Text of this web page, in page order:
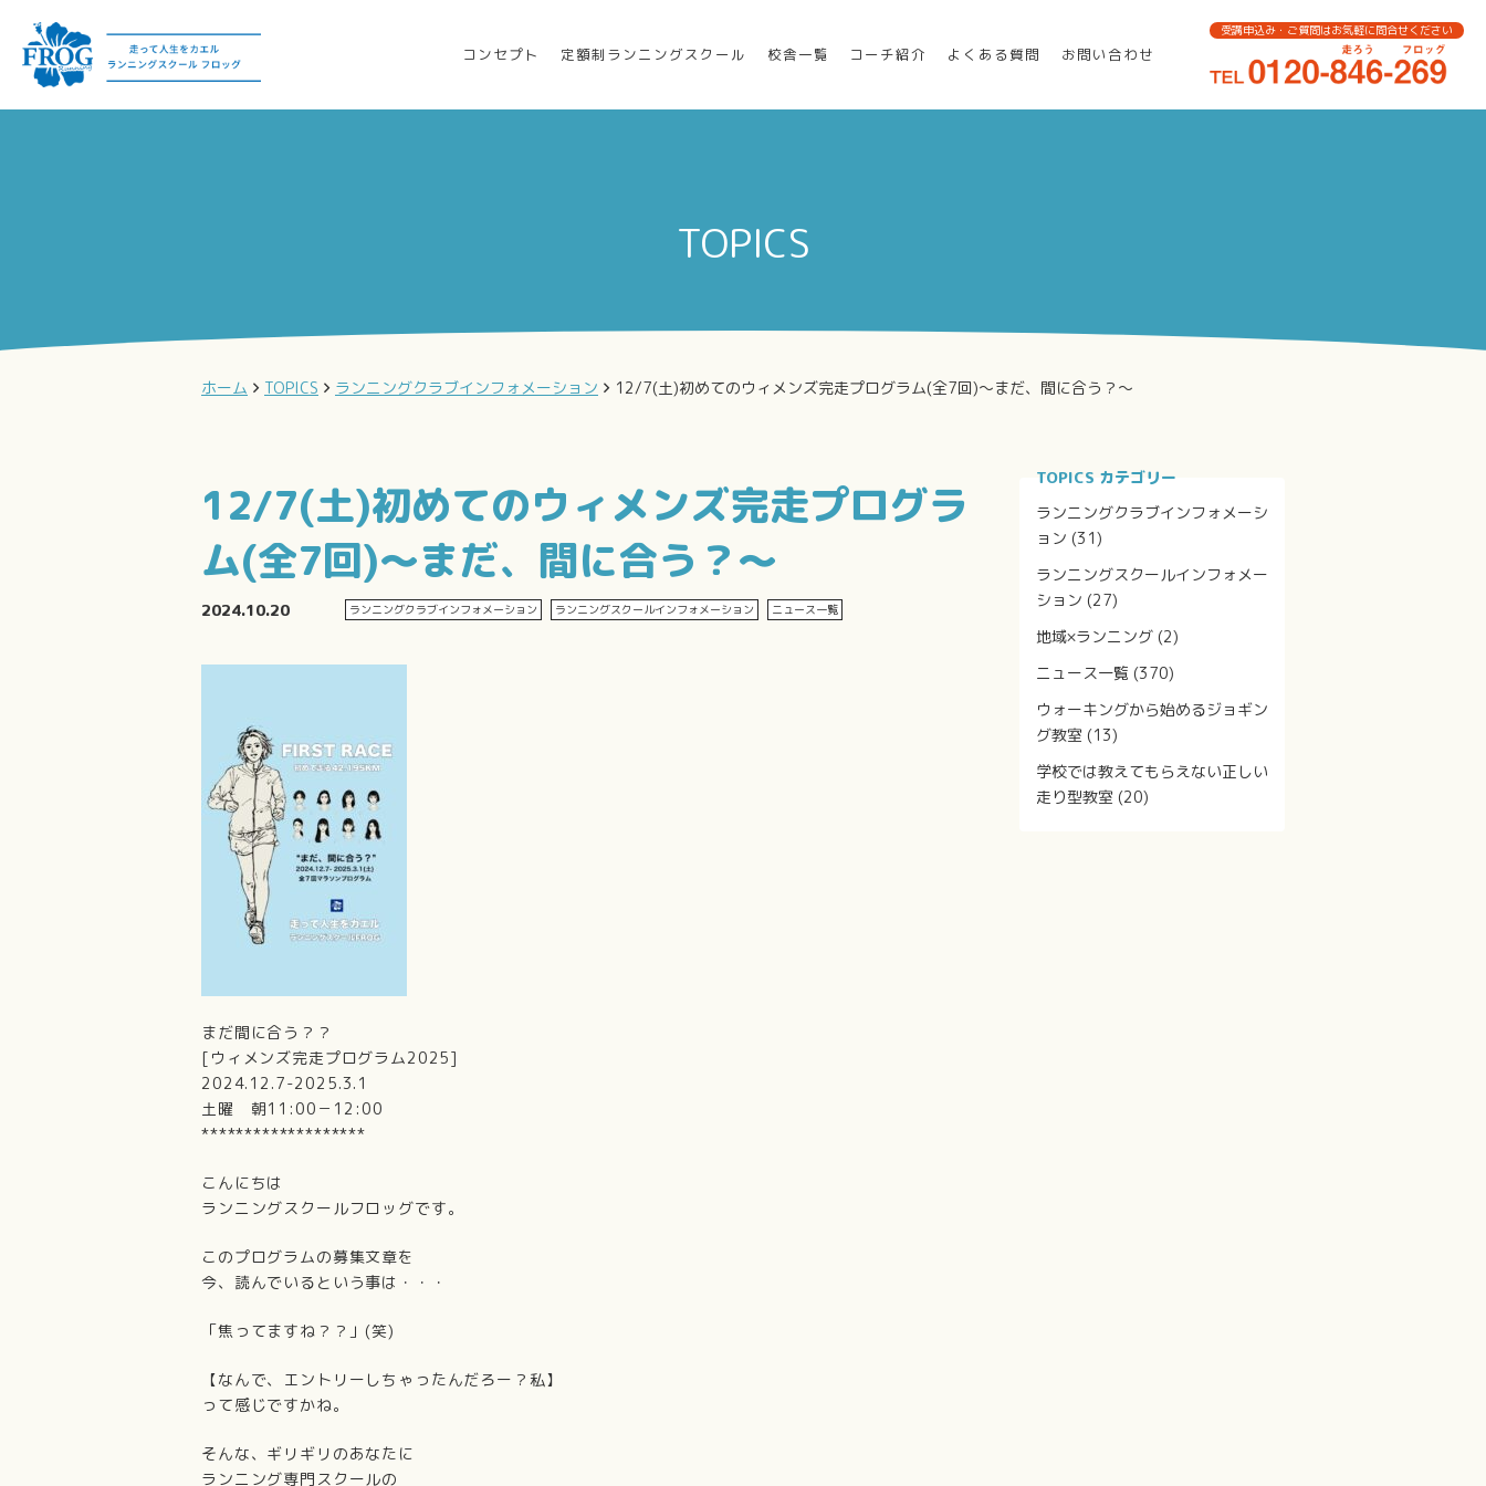
コンセプト 定額制ランニングスクール 校舎一覧 コーチ紹介 よくある質問 お問い合わせ
受講申込み・ご質問はお気軽に問合せください
TOPICS
ホーム TOPICS ランニングクラブインフォメーション 12/7(土)初めてのウィメンズ完走プログラム(全7回)～まだ、間に合う？～
12/7(土)初めてのウィメンズ完走プログラ
ム(全7回)～まだ、間に合う？～
2024.10.20 ランニングクラブインフォメーション ランニングスクールインフォメーション ニュース一覧
まだ間に合う？？
[ウィメンズ完走プログラム2025]
2024.12.7-2025.3.1
土曜 朝11:00－12:00
*******************
こんにちは
ランニングスクールフロッグです。
このプログラムの募集文章を
今、読んでいるという事は・・・
「焦ってますね？？」(笑)
【なんで、エントリーしちゃったんだろー？私】
って感じですかね。
そんな、ギリギリのあなたに
ランニング専門スクールの
TOPICS カテゴリー
ランニングクラブインフォメーシ
ョン (31)
ランニングスクールインフォメー
ション (27)
地域×ランニング(2)
ニュース一覧 (370)
ウォーキングから始めるジョギン
グ教室 (13)
学校では教えてもらえない正しい
走り型教室 (20)